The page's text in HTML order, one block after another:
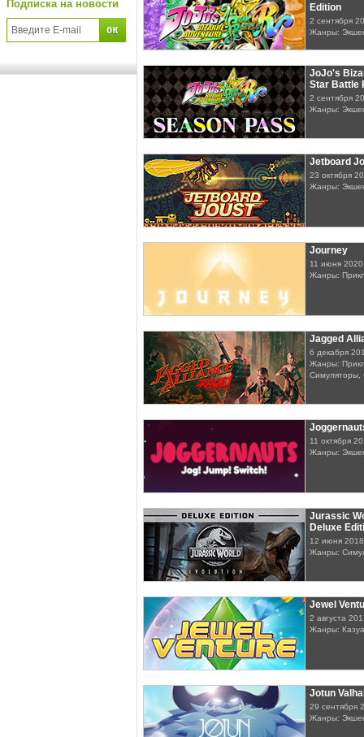
Подписка на новости
Edition
2 сентября
Жанры:
JoJo's
Star Battle
2 сентября
Жанры:
Jetboard
23 октября
Жанры:
Journey
11 июня 2020
Жанры:
Jagged
6 декабря
Жанры:
Симуляторы,
11 октября
Жанры:
Jurassic
Deluxe
12 июня 2018
Жанры:
Jewel
2 августа
Жанры:
Jotun
29 сентября
Жанры: